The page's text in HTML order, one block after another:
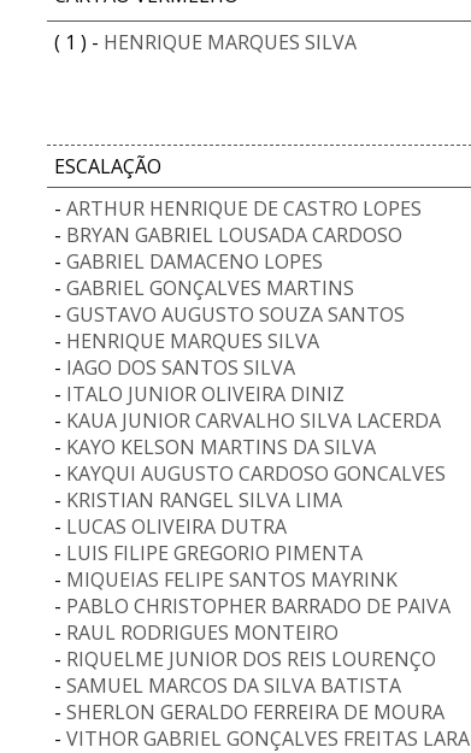
( 1 ) - HENRIQUE MARQUES SILVA
ESCALAÇÃO
- ARTHUR HENRIQUE DE CASTRO LOPES
- BRYAN GABRIEL LOUSADA CARDOSO
- GABRIEL DAMACENO LOPES
- GABRIEL GONÇALVES MARTINS
- GUSTAVO AUGUSTO SOUZA SANTOS
- HENRIQUE MARQUES SILVA
- IAGO DOS SANTOS SILVA
- ITALO JUNIOR OLIVEIRA DINIZ
- KAUA JUNIOR CARVALHO SILVA LACERDA
- KAYO KELSON MARTINS DA SILVA
- KAYQUI AUGUSTO CARDOSO GONCALVES
- KRISTIAN RANGEL SILVA LIMA
- LUCAS OLIVEIRA DUTRA
- LUIS FILIPE GREGORIO PIMENTA
- MIQUEIAS FELIPE SANTOS MAYRINK
- PABLO CHRISTOPHER BARRADO DE PAIVA
- RAUL RODRIGUES MONTEIRO
- RIQUELME JUNIOR DOS REIS LOURENÇO
- SAMUEL MARCOS DA SILVA BATISTA
- SHERLON GERALDO FERREIRA DE MOURA
- VITHOR GABRIEL GONÇALVES FREITAS LARA